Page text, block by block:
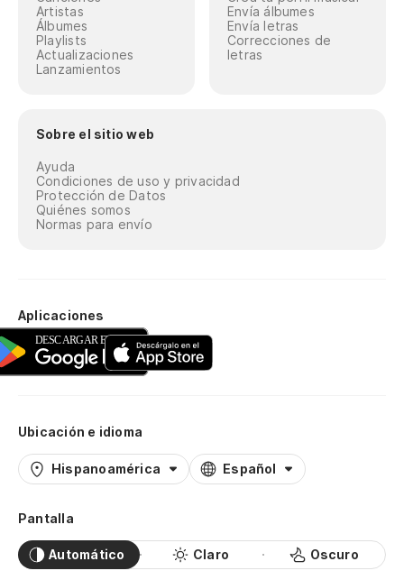
Artistas
Álbumes
Playlists
Actualizaciones
Lanzamientos
Envía álbumes
Envía letras
Correcciones de
letras
Sobre el sitio web
Ayuda
Condiciones de uso y privacidad
Protección de Datos
Quiénes somos
Normas para envío
Aplicaciones
Ubicación e idioma
Hispanoamérica Español
Pantalla
Automático Claro Oscuro